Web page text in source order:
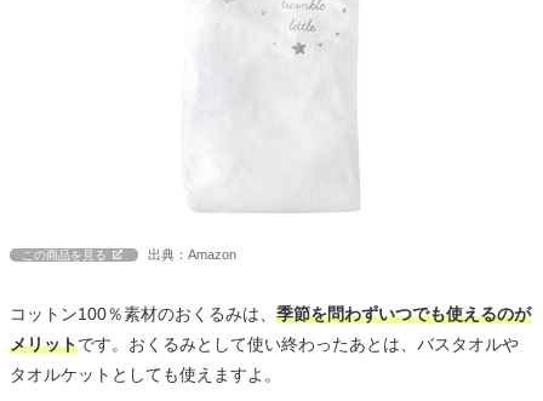
この商品を見る 出典：Amazon
コットン100％素材のおくるみは、 季節を問わずいつでも使えるのが
メリットです。おくるみとして使い終わったあとは、バスタオルや
タオルケットとしても使えますよ。